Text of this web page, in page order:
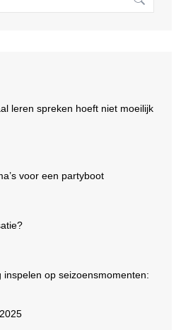
leren spreken hoeft niet moeilijk
voor een partyboot
inspelen op seizoensmomenten: